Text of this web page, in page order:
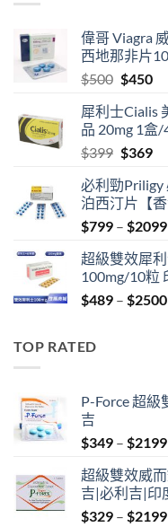
偉哥 Viagra
西地那非片
$500 Original
was:
$500.
$450
is:
犀利士Cialis
品 20mg 1盒/
$399 Original
was:
$399.
$369
is:
必利勁Priligy
泊西汀片【香
$799 – $2099
超級雙效犀利
100mg/10粒
$489 – $2500
TOP RATED
P-Force 超級
吉
$349 – $2199
超級雙效威
吉|必利吉|印
$329 – $2199